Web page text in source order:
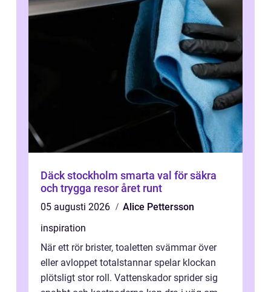
Däck stockholm smarta val för säkra
och trygga resor året runt
05 augusti 2026
Alice Pettersson
inspiration
När ett rör brister, toaletten svämmar över
eller avloppet totalstannar spelar klockan
plötsligt stor roll. Vattenskador sprider sig